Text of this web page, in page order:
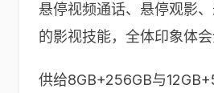
悬停视频通话、悬停观影
的影视技能，全体印象体会
供给8GB+256GB与